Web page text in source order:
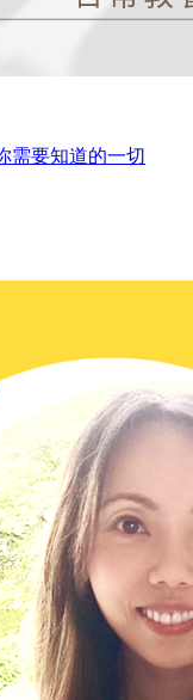
需要知道的一切